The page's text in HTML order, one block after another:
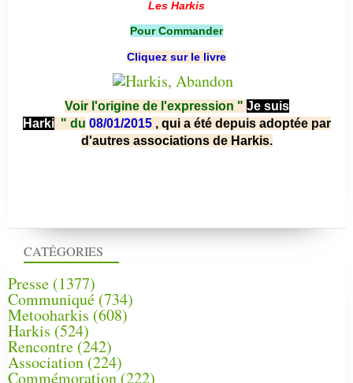
CATÉGORIES
Presse (1377)
Communiqué (734)
Metooharkis (608)
Harkis (524)
Rencontre (242)
Association (224)
Commémoration(222)
Les Harkis
Pour Commander
Cliquez sur le livre
Voir l'origine de l'expression " Je suis
Harki " du 08/01/2015 , qui a été depuis adoptée par
d'autres associations de Harkis.